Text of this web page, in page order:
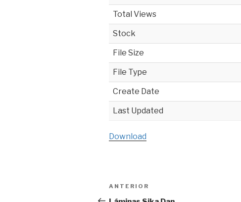
Total Views
Stock
File Size
File Type
Create Date
Last Updated
Download
Navegación
Entrada
anterior:
ANTERIOR